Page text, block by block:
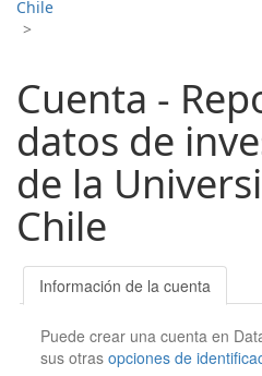
Chile
>
Cuenta -
datos de
de la
Chile
Información de la cuenta
Puede crear una cuenta en
sus otrasopciones de